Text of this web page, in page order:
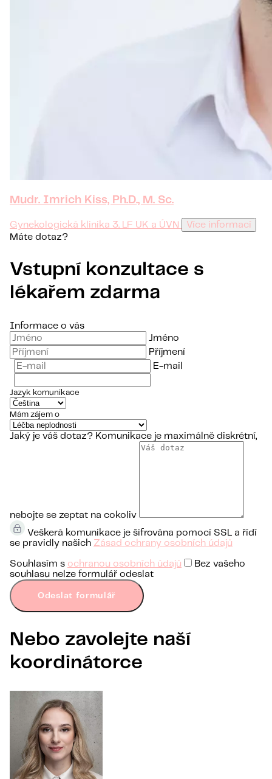
Mudr. Imrich Kiss, Ph.D., M. Sc.
Gynekologická klinika 3. LF UK a ÚVN
Více informací
Máte dotaz?
Vstupní konzultace s
lékařem zdarma
Informace o vás
Jméno
Příjmení
E-mail
Jazyk komunikace
Mám zájem o
Jaký je váš dotaz? Komunikace je maximálně diskrétní,
nebojte se zeptat na cokoliv
Veškerá komunikace je šifrována pomocí SSL a řídí
se pravidly našich Zásad ochrany osobních údajů
Souhlasím s ochranou osobních údajů
Bez vašeho
souhlasu nelze formulář odeslat
Odeslat formulář
Nebo zavolejte naší
koordinátorce